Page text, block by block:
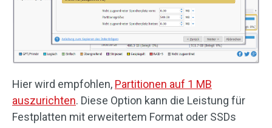
Hier wird empfohlen, Partitionen auf 1 MB
auszurichten. Diese Option kann die Leistung für
Festplatten mit erweitertem Format oder SSDs